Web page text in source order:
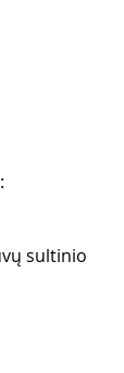
sultinio